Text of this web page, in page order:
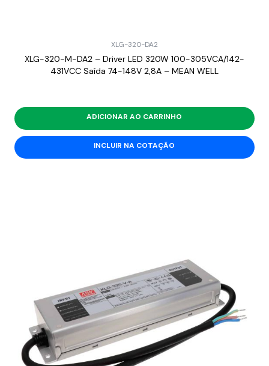
XLG-320-DA2
XLG-320-M-DA2 – Driver LED 320W 100-305VCA/142-
431VCC Saída 74-148V 2,8A – MEAN WELL
ADICIONAR AO CARRINHO
INCLUIR NA COTAÇÃO